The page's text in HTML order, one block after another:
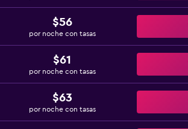
$56
por noche con tasas
$61
por noche con tasas
$63
por noche con tasas